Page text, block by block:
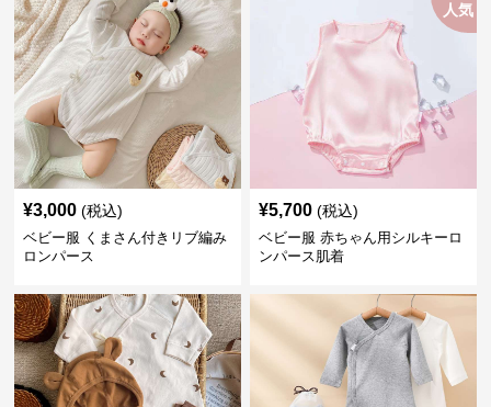
¥3,000 (税込)
ベビー服 くまさん付きリブ編み
ロンパース
人気
¥5,700 (税込)
ベビー服 赤ちゃん用シルキーロ
ンパース肌着